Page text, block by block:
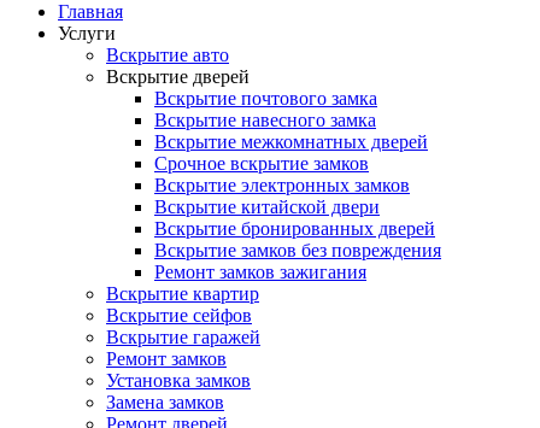
Главная
Услуги
Вскрытие авто
Вскрытие дверей
Вскрытие почтового замка
Вскрытие навесного замка
Вскрытие межкомнатных дверей
Срочное вскрытие замков
Вскрытие электронных замков
Вскрытие китайской двери
Вскрытие бронированных дверей
Вскрытие замков без повреждения
Ремонт замков зажигания
Вскрытие квартир
Вскрытие сейфов
Вскрытие гаражей
Ремонт замков
Установка замков
Замена замков
Ремонт дверей